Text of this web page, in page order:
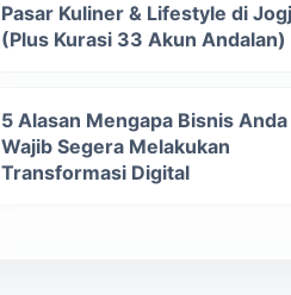
Pasar Kuliner & Lifestyle di
(Plus Kurasi 33 Akun Andalan)
5 Alasan Mengapa Bisnis Anda
Wajib Segera Melakukan
Transformasi Digital